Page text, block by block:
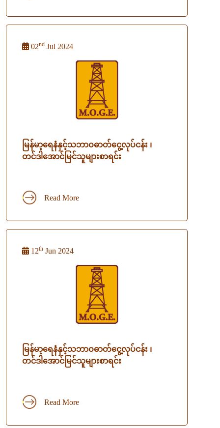
02nd Jul 2024
မြန်မာ့ရေနံနှင့်သဘာဝဓာတ်ငွေ့လုပ်ငန်း ၊
တင်ဒါအောင်မြင်သူများစာရင်း
Read More
12th Jun 2024
မြန်မာ့ရေနံနှင့်သဘာဝဓာတ်ငွေ့လုပ်ငန်း ၊
တင်ဒါအောင်မြင်သူများစာရင်း
Read More